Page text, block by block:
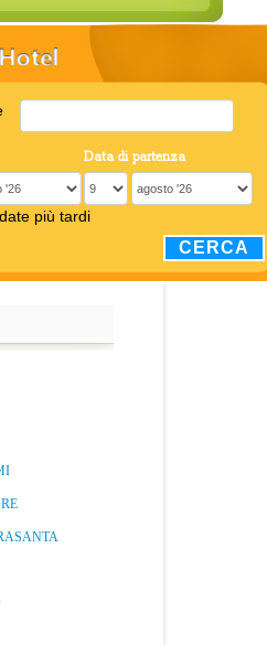
Data di partenza
più tardi
CERCA